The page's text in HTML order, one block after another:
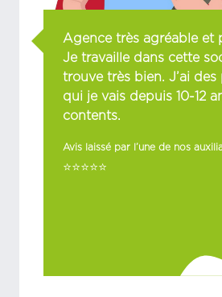
Agence très agréable et
Je travaille dans cette
trouve très bien. J’ai des
qui je vais depuis 10-12
contents.
Avis laissé par l’une de nos
⭐⭐⭐⭐⭐